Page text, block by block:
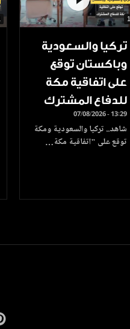
1
تركيا والسعودية
وباكستان توقع
على اتفاقية مكة
للدفاع المشترك
07/08/2026 - 13:29
شاهد.. تركيا والسعودية ومكة
توقع على "اتفاقية مكة…